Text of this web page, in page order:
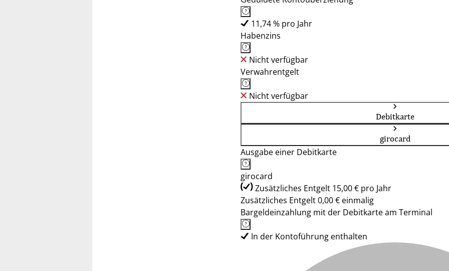
11,74 % pro Jahr
Habenzins
Nicht verfügbar
Verwahrentgelt
Nicht verfügbar
Debitkarte
girocard
Ausgabe einer Debitkarte
girocard
Zusätzliches Entgelt 15,00 € pro Jahr
Zusätzliches Entgelt 0,00 € einmalig
Bargeldeinzahlung mit der Debitkarte am Terminal
In der Kontoführung enthalten